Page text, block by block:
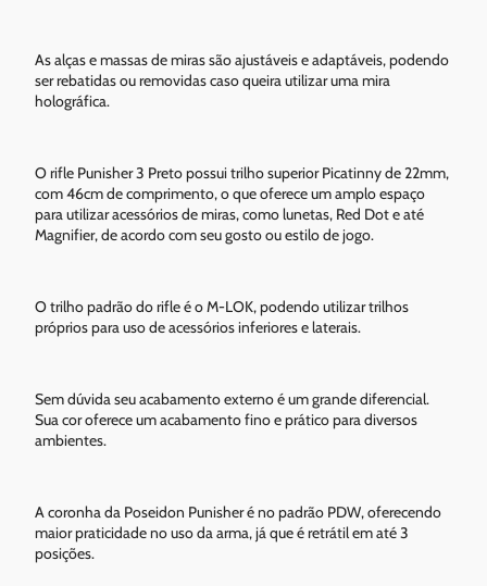
As alças e massas de miras são ajustáveis e adaptáveis, podendo
ser rebatidas ou removidas caso queira utilizar uma mira
holográfica.
O rifle Punisher 3 Preto possui trilho superior Picatinny de 22mm,
com 46cm de comprimento, o que oferece um amplo espaço
para utilizar acessórios de miras, como lunetas, Red Dot e até
Magnifier, de acordo com seu gosto ou estilo de jogo.
O trilho padrão do rifle é o M-LOK, podendo utilizar trilhos
próprios para uso de acessórios inferiores e laterais.
Sem dúvida seu acabamento externo é um grande diferencial.
Sua cor oferece um acabamento fino e prático para diversos
ambientes.
A coronha da Poseidon Punisher é no padrão PDW, oferecendo
maior praticidade no uso da arma, já que é retrátil em até 3
posições.